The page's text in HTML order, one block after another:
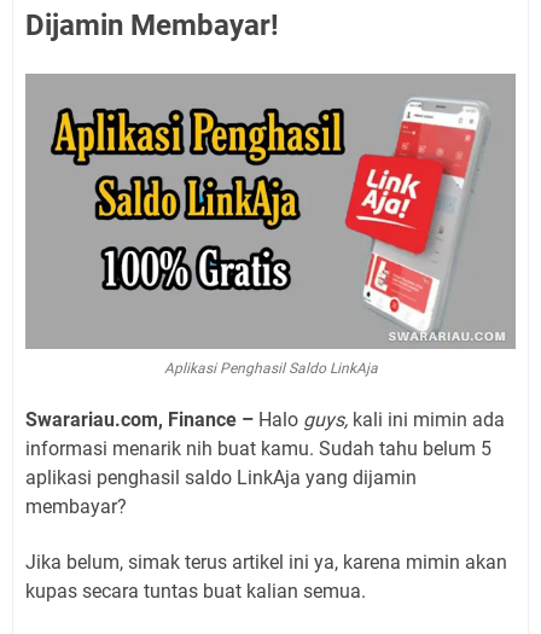
Dijamin Membayar!
Aplikasi Penghasil Saldo LinkAja
Swarariau.com, Finance – Halo guys, kali ini mimin ada
informasi menarik nih buat kamu. Sudah tahu belum 5
aplikasi penghasil saldo LinkAja yang dijamin
membayar?
Jika belum, simak terus artikel ini ya, karena mimin akan
kupas secara tuntas buat kalian semua.